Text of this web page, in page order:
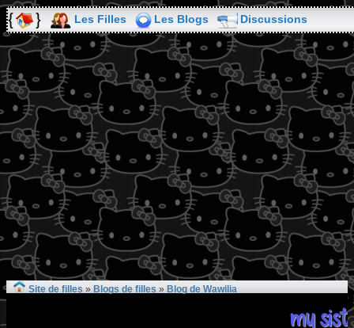
Les Filles Les Blogs Discussions
Site de filles » Blogs de filles » Blog de Wawilia
my